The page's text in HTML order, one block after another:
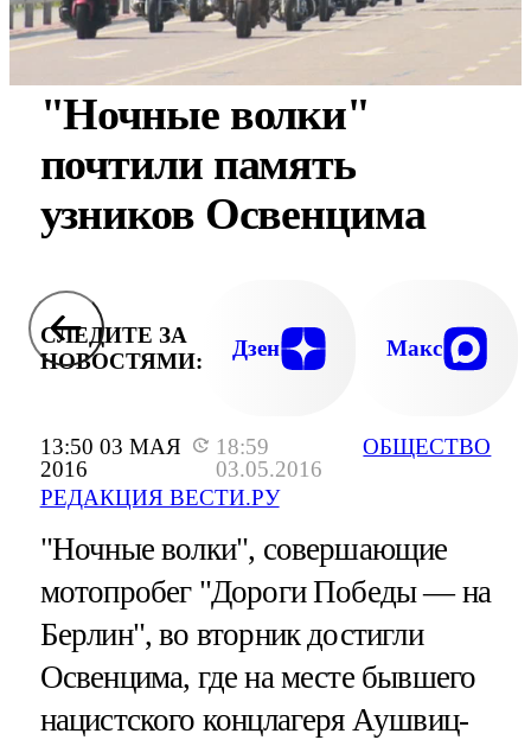
13:50 03 МАЯ
2016
18:59
03.05.2016
РЕДАКЦИЯ ВЕСТИ.РУ
ОБЩЕСТВО
"Ночные волки"
почтили память
узников Освенцима
СЛЕДИТЕ ЗА
НОВОСТЯМИ:
Дзен Макс
"Ночные волки", совершающие
мотопробег "Дороги Победы — на
Берлин", во вторник достигли
Освенцима, где на месте бывшего
нацистского концлагеря Аушвиц-